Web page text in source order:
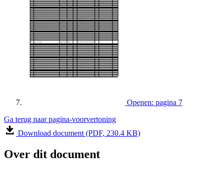
Openen: pagina 7
Ga terug naar pagina-voorvertoning
Download document (PDF, 230.4 KB)
Over dit document